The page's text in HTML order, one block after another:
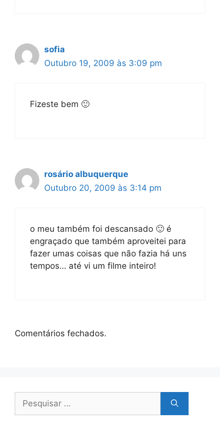
sofia
Outubro 19, 2009 às 3:09 pm
Fizeste bem 🙂
rosário albuquerque
Outubro 20, 2009 às 3:14 pm
o meu também foi descansado 🙂 é
engraçado que também aproveitei para
fazer umas coisas que não fazia há uns
tempos… até vi um filme inteiro!
Comentários fechados.
por: